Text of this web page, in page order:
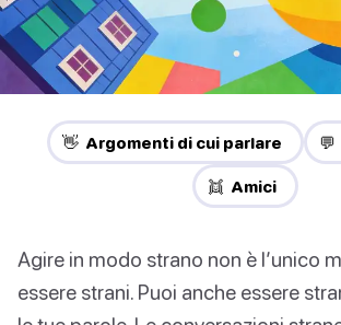
👋 Argomenti di cui parlare
👯 Amici
Agire in modo strano non è l’unico
essere strani. Puoi anche essere